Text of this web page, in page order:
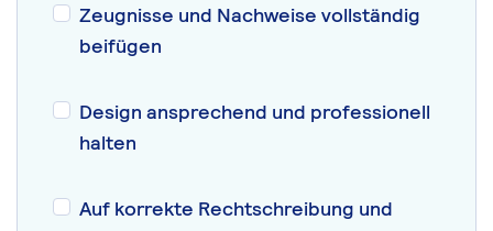
Zeugnisse und Nachweise vollständig
beifügen
Design ansprechend und professionell
halten
Auf korrekte Rechtschreibung und